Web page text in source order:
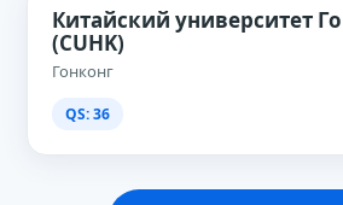
Китайский университет
(CUHK)
Гонконг
QS: 36